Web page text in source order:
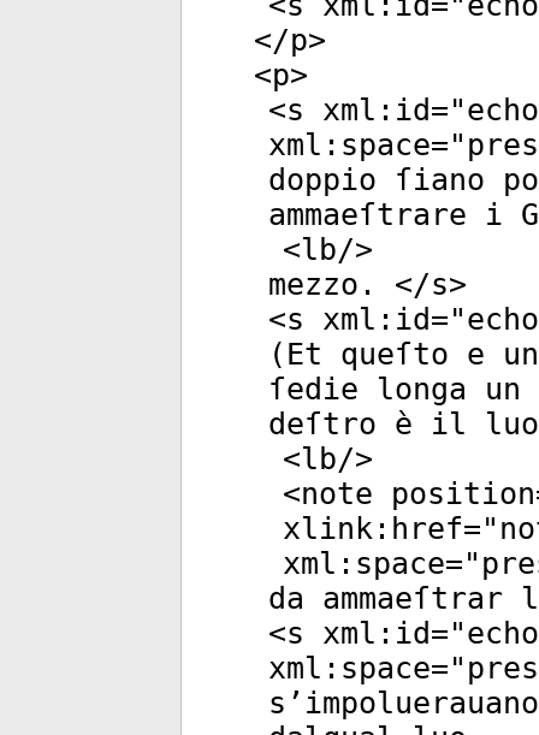
</p>
<p>
<s xml:id="
xml:space="
doppio ſiano
ammaeſtrare i
<lb/>
mezzo. </s>
<s xml:id="
(Et queſto e
ſedie longa
deſtro è il
<lb/>
<note position
xlink:href="
xml:space="
da ammaeſtrar
<s xml:id="
xml:space="